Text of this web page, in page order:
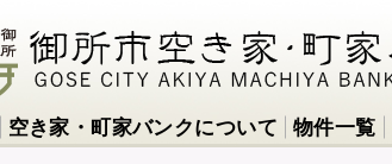
空き家・町家バンクについて 物件一覧